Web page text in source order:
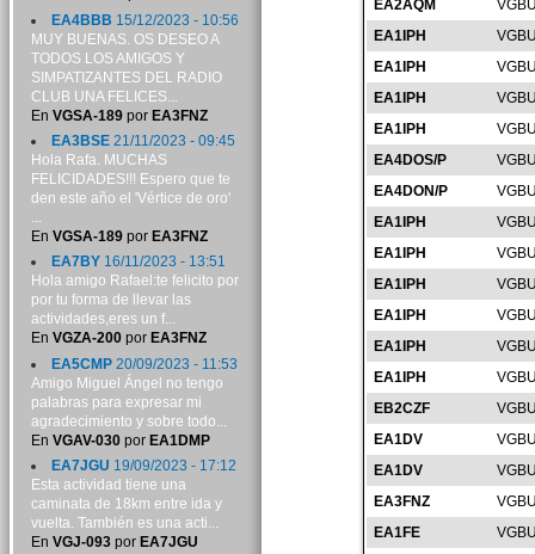
EA2AQM
EA1IPH
EA1IPH
EA1IPH
EA1IPH
EA4DOS/P
EA4DON/P
EA1IPH
EA1IPH
EA1IPH
EA1IPH
EA1IPH
EA1IPH
EB2CZF
EA1DV
EA1DV
EA3FNZ
EA1FE
EA4BBB 15/12/2023 - 10:56
MUY BUENAS. OS DESEO A
TODOS LOS AMIGOS Y
SIMPATIZANTES DEL RADIO
CLUB UNA FELICES...
En VGSA-189por EA3FNZ
EA3BSE21/11/2023 - 09:45
Hola Rafa. MUCHAS
FELICIDADES!!! Espero que te
den este año el 'Vértice de oro'
...
En VGSA-189por EA3FNZ
EA7BY16/11/2023 - 13:51
Hola amigo Rafael:te felicito por
por tu forma de llevar las
actividades,eres un f...
En VGZA-200por EA3FNZ
EA5CMP20/09/2023 - 11:53
Amigo Miguel Ángel no tengo
palabras para expresar mi
agradecimiento y sobre todo...
En VGAV-030por EA1DMP
EA7JGU 19/09/2023 - 17:12
Esta actividad tiene una
caminata de 18km entre ida y
vuelta. También es una acti...
En VGJ-093por EA7JGU